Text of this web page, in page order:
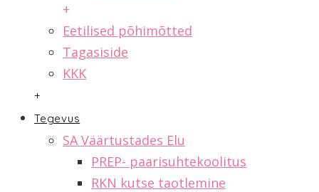
+
Eetilised põhimõtted
Tagasiside
KKK
+
Tegevus
SA Väärtustades Elu
PREP- paarisuhtekoolitus
RKN kutse taotlemine